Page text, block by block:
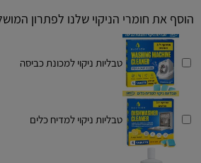
הוסף את חומרי הניקוי שלנו לפתרון
טבליות ניקוי למכונת כביסה
טבליות ניקוי למדיח כלים